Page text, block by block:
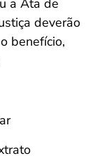
a Ata de
deverão
benefício,